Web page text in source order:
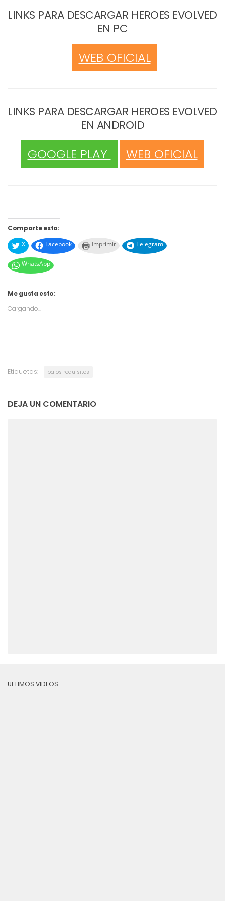
LINKS PARA DESCARGAR HEROES EVOLVED
EN PC
WEB OFICIAL
LINKS PARA DESCARGAR HEROES EVOLVED
EN ANDROID
GOOGLE PLAY WEB OFICIAL
Comparte esto:
X
Facebook Imprimir Telegram
WhatsApp
Me gusta esto:
Cargando...
Etiquetas: bajos requisitos
DEJA UN COMENTARIO
ULTIMOS VIDEOS